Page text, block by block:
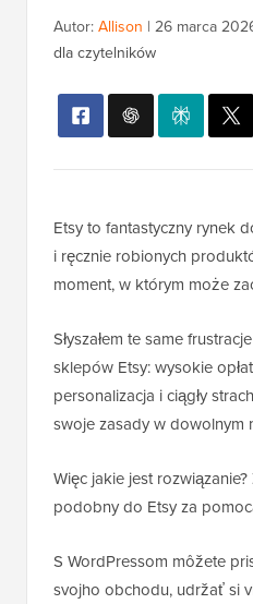
Autor:Allison | 26 marca
dla czytelników
Etsy to fantastyczny rynek
i ręcznie robionych
moment, w którym może
Słyszałem te same
sklepów Etsy: wysokie
personalizacja i ciągły
swoje zasady w dowolnym
Więc jakie jest
podobny do Etsy za
S WordPressom môžete
svojho obchodu, udržať si